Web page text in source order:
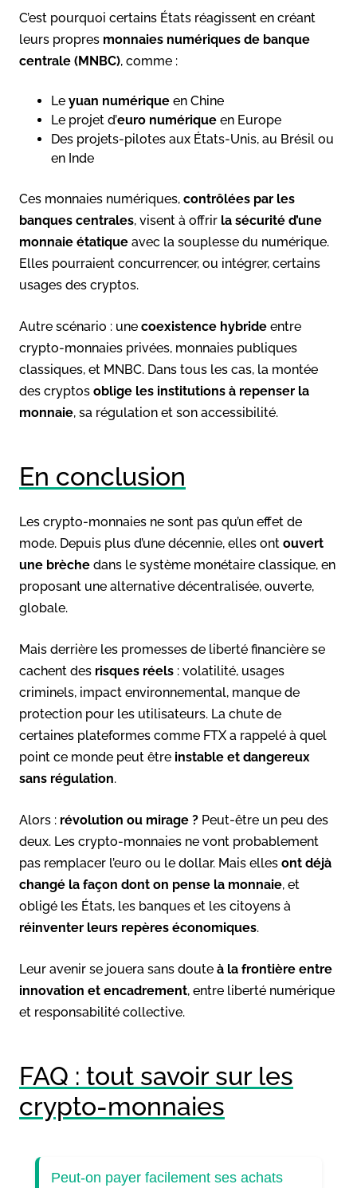
C’est pourquoi certains États réagissent en créant
leurs propres monnaies numériques de banque
centrale (MNBC), comme :
Le yuan numérique en Chine
Le projet d’euro numérique en Europe
Des projets-pilotes aux États-Unis, au Brésil ou
en Inde
Ces monnaies numériques, contrôlées par les
banques centrales, visent à offrir la sécurité d’une
monnaie étatique avec la souplesse du numérique.
Elles pourraient concurrencer, ou intégrer, certains
usages des cryptos.
Autre scénario : une coexistence hybride entre
crypto-monnaies privées, monnaies publiques
classiques, et MNBC. Dans tous les cas, la montée
des cryptos oblige les institutions à repenser la
monnaie, sa régulation et son accessibilité.
En conclusion
Les crypto-monnaies ne sont pas qu’un effet de
mode. Depuis plus d’une décennie, elles ont ouvert
une brèche dans le système monétaire classique, en
proposant une alternative décentralisée, ouverte,
globale.
Mais derrière les promesses de liberté financière se
cachent des risques réels : volatilité, usages
criminels, impact environnemental, manque de
protection pour les utilisateurs. La chute de
certaines plateformes comme FTX a rappelé à quel
point ce monde peut être instable et dangereux
sans régulation.
Alors : révolution ou mirage ? Peut-être un peu des
deux. Les crypto-monnaies ne vont probablement
pas remplacer l’euro ou le dollar. Mais elles ont déjà
changé la façon dont on pense la monnaie, et
obligé les États, les banques et les citoyens à
réinventer leurs repères économiques.
Leur avenir se jouera sans doute à la frontière entre
innovation et encadrement, entre liberté numérique
et responsabilité collective.
FAQ : tout savoir sur les
crypto-monnaies
Peut-on payer facilement ses achats